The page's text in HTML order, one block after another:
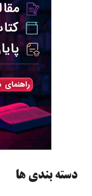
دسته‌ بندی ها